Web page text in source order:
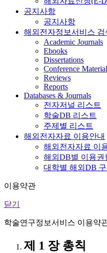
공지사항
공지사항
해외전자정보서비스 검
Academic Journals
Ebooks
Dissertations
Conference
Reviews
Reports
Databases & Journals
전자저널 리스트
학술DB 리스트
주제별 리스트
해외전자자료 이용안내
해외전자자료 이
해외DB별 이용권
대학별 해외DB
이용약관
닫기
학술연구정보서비스 이용약
제 1 장 총칙